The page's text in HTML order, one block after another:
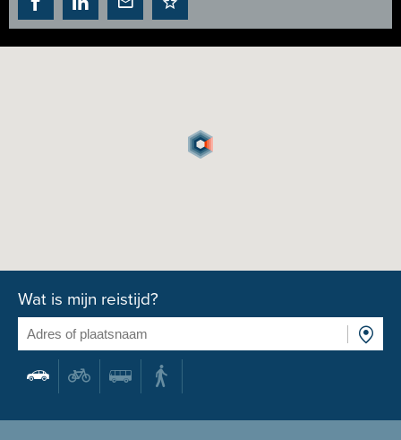
Wat is mijn reistijd?